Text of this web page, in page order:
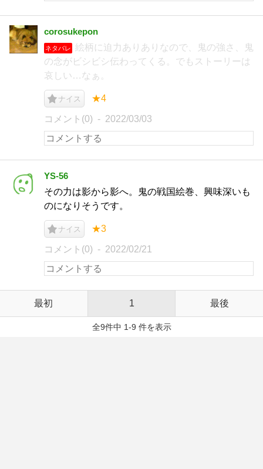
corosukepon
ネタバレ
絵柄に迫力ありありなので、鬼の強さ、鬼
の念がビシビシ伝わってくる。でもストーリーは
哀しい…なぁ。
ナイス ★4
コメント(0) 2022/03/03
YS-56
その力は影から影へ。鬼の戦国絵巻、興味深いも
のになりそうです。
ナイス ★3
コメント(0) 2022/02/21
最初 1 最後
全9件中 1-9 件を表示